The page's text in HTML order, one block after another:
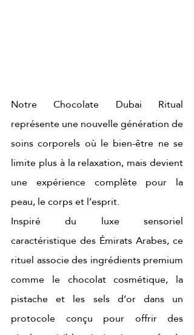
Notre Chocolate Dubai Ritual
représente une nouvelle génération de
soins corporels où le bien-être ne se
limite plus à la relaxation, mais devient
une expérience complète pour la
peau, le corps et l’esprit.
Inspiré du luxe sensoriel
caractéristique des Émirats Arabes, ce
rituel associe des ingrédients premium
comme le chocolat cosmétique, la
pistache et les sels d’or dans un
protocole conçu pour offrir des